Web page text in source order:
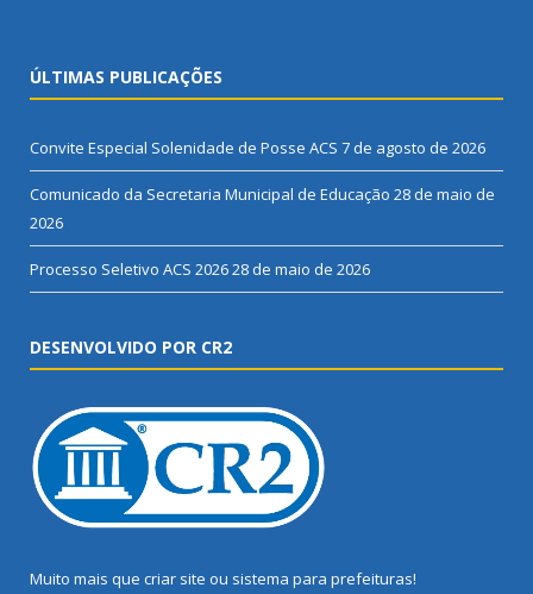
ÚLTIMAS PUBLICAÇÕES
Convite Especial Solenidade de Posse ACS 7 de agosto de 2026
Comunicado da Secretaria Municipal de Educação 28 de maio de
2026
Processo Seletivo ACS 202628 de maio de 2026
DESENVOLVIDO POR CR2
Muito mais que criar site ou sistema para prefeituras!